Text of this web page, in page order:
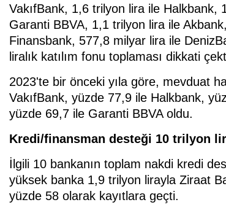
VakıfBank, 1,6 trilyon lira ile
Garanti BBVA, 1,1 trilyon lira ile
Finansbank, 577,8 milyar lira ile
liralık katılım fonu toplaması dikkati
2023'te bir önceki yıla göre, mevduat
VakıfBank, yüzde 77,9 ile Halkbank,
yüzde 69,7 ile Garanti BBVA oldu.
Kredi/finansman desteği 10 trilyon
İlgili 10 bankanın toplam nakdi kredi
yüksek banka 1,9 trilyon lirayla Ziraat
yüzde 58 olarak kayıtlara geçti.